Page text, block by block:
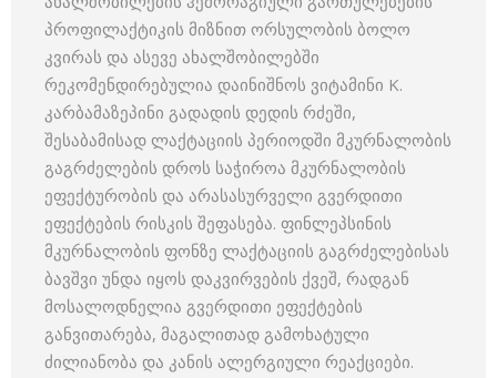
პროფილაქტიკის მიზნით ორსულობის ბოლო
კვირას და ასევე ახალშობილებში
რეკომენდირებულია დაინიშნოს ვიტამინი K.
კარბამაზეპინი გადადის დედის რძეში,
შესაბამისად ლაქტაციის პერიოდში მკურნალობის
გაგრძელების დროს საჭიროა მკურნალობის
ეფექტურობის და არასასურველი გვერდითი
ეფექტების რისკის შეფასება. ფინლეპსინის
მკურნალობის ფონზე ლაქტაციის გაგრძელებისას
ბავშვი უნდა იყოს დაკვირვების ქვეშ, რადგან
მოსალოდნელია გვერდითი ეფექტების
განვითარება, მაგალითად გამოხატული
ძილიანობა და კანის ალერგიული რეაქციები.